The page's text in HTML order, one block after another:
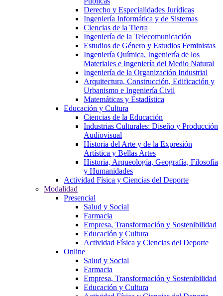
Derecho y Especialidades Jurídicas
Ingeniería Informática y de Sistemas
Ciencias de la Tierra
Ingeniería de la Telecomunicación
Estudios de Género y Estudios Feministas
Ingeniería Química, Ingeniería de los
Materiales e Ingeniería del Medio Natural
Ingeniería de la Organización Industrial
Arquitectura, Construcción, Edificación y
Urbanismo e Ingeniería Civil
Matemáticas y Estadística
Educación y Cultura
Ciencias de la Educación
Industrias Culturales: Diseño y Producción
Audiovisual
Historia del Arte y de la Expresión
Artística y Bellas Artes
Historia, Arqueología, Geografía, Filosofía
y Humanidades
Actividad Física y Ciencias del Deporte
Modalidad
Presencial
Salud y Social
Farmacia
Empresa, Transformación y Sostenibilidad
Educación y Cultura
Actividad Física y Ciencias del Deporte
Online
Salud y Social
Farmacia
Empresa, Transformación y Sostenibilidad
Educación y Cultura